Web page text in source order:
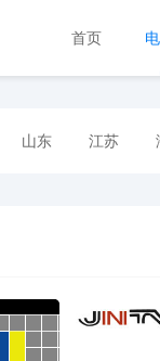
首页
山东 江苏